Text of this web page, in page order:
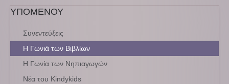
ΥΠΟΜΕΝΟΥ
Συνεντεύξεις
Η Γωνιά των Βιβλίων
Η Γωνία των Νηπιαγωγών
Νέα του Kindykids